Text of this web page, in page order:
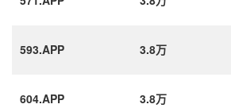
593.APP 3.8万
604.APP 3.8万